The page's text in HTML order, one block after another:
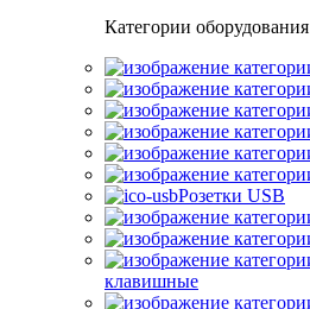
Категории оборудования
Розетки USB
клавишные